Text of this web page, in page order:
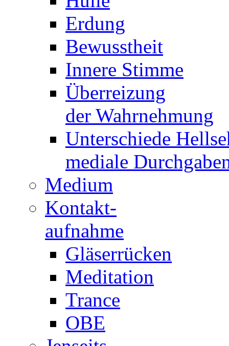
Erdung
Bewusstheit
Innere Stimme
Überreizung
der Wahrnehmung
Unterschiede
mediale
Medium
Kontakt-
aufnahme
Gläserrücken
Meditation
Trance
OBE